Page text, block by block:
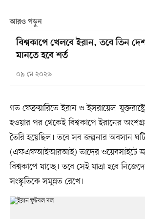
আরও পড়ুন
বিশ্বকাপে খেলবে ইরান, তবে তিন
মানতে হবে শর্ত
০৯ মে ২০২৬
গত ফেব্রুয়ারিতে ইরান ও ইসরায়েল-
হওয়ার পর থেকেই বিশ্বকাপে ইরানের
তৈরি হয়েছিল। তবে সব জল্পনার অবসান
(এফএফআইআরআই) তাদের ওয়েবসাইটে
বিশ্বকাপে যাচ্ছে। তবে সেই যাত্রা হবে
সংস্কৃতিকে সমুন্নত রেখে।